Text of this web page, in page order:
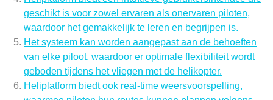
geschikt is voor zowel ervaren als onervaren piloten,
waardoor het gemakkelijk te leren en begrijpen is.
Het systeem kan worden aangepast aan de behoeften
van elke piloot, waardoor er optimale flexibiliteit wordt
geboden tijdens het vliegen met de helikopter.
Heliplatform biedt ook real-time weersvoorspelling,